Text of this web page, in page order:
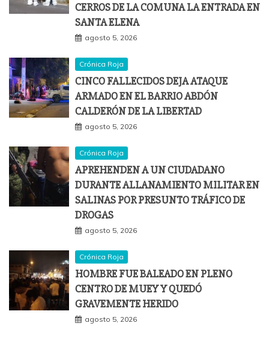
CERROS DE LA COMUNA LA ENTRADA EN
SANTA ELENA
agosto 5, 2026
Crónica Roja
CINCO FALLECIDOS DEJA ATAQUE
ARMADO EN EL BARRIO ABDÓN
CALDERÓN DE LA LIBERTAD
agosto 5, 2026
Crónica Roja
APREHENDEN A UN CIUDADANO
DURANTE ALLANAMIENTO MILITAR EN
SALINAS POR PRESUNTO TRÁFICO DE
DROGAS
agosto 5, 2026
Crónica Roja
HOMBRE FUE BALEADO EN PLENO
CENTRO DE MUEY Y QUEDÓ
GRAVEMENTE HERIDO
agosto 5, 2026